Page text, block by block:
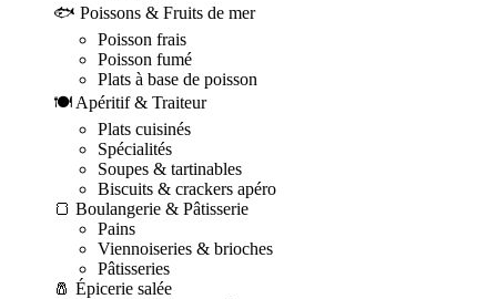
🐟 Poissons & Fruits de mer
Poisson frais
Poisson fumé
Plats à base de poisson
🍽️ Apéritif & Traiteur
Plats cuisinés
Spécialités
Soupes & tartinables
Biscuits & crackers apéro
🍞 Boulangerie & Pâtisserie
Pains
Viennoiseries & brioches
Pâtisseries
🧂 Épicerie salée